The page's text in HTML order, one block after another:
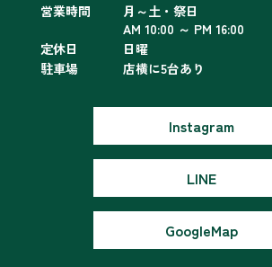
営業時間
月～土・祭日
AM 10:00 ～ PM 16:00
定休日
日曜
駐車場
店横に5台あり
Instagram
LINE
GoogleMap